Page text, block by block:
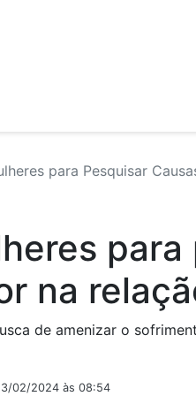
para Pesquisar
na
de amenizar o
02/2024 às 08:54